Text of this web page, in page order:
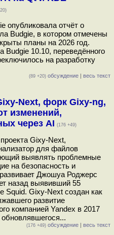
опубликовала отчёт о
Budgie, в котором отмечены
планы на 2026 год.
10.10, переведённого
на разработку
(89 +20) обсуждение | весь текст
Next, форк Gixy-ng,
изменений,
через AI (176 +49)
Gixy-Next,
для файлов
выявлять проблемные
на безопасность и
Джошуа Роджерс
назад выявивший 55
Squid. Gixy-Next создан как
развитие
компанией Yandex в 2017
(176 +49) обсуждение | весь текст